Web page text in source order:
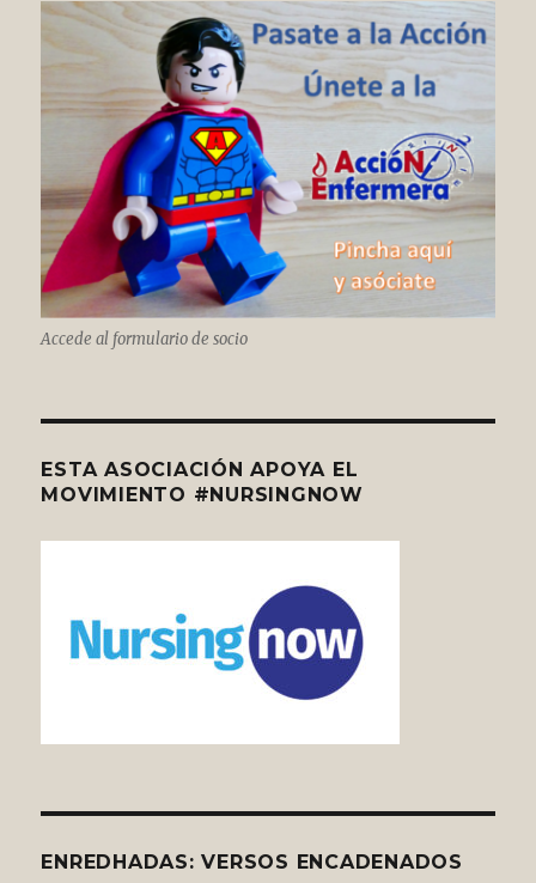
Accede al formulario de socio
ESTA ASOCIACIÓN APOYA EL
MOVIMIENTO #NURSINGNOW
ENREDHADAS: VERSOS ENCADENADOS